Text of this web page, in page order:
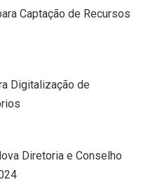
Captação de Recursos
Digitalização de
Diretoria e Conselho